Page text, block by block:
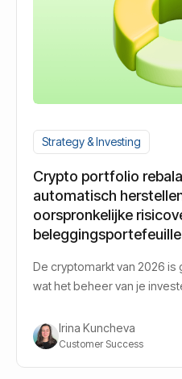
Strategy & Investing
Crypto portfolio
automatisch
oorspronkelijke
De cryptomarkt van 2026
wat het beheer van je
Irina Kuncheva
Customer Success